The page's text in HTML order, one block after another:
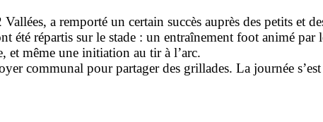
a remporté un certain succès auprès des petits et
été répartis sur le stade : un entraînement foot animé par
même une initiation au tir à l’arc.
communal pour partager des grillades. La journée